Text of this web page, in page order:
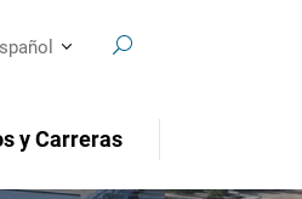
y Carreras